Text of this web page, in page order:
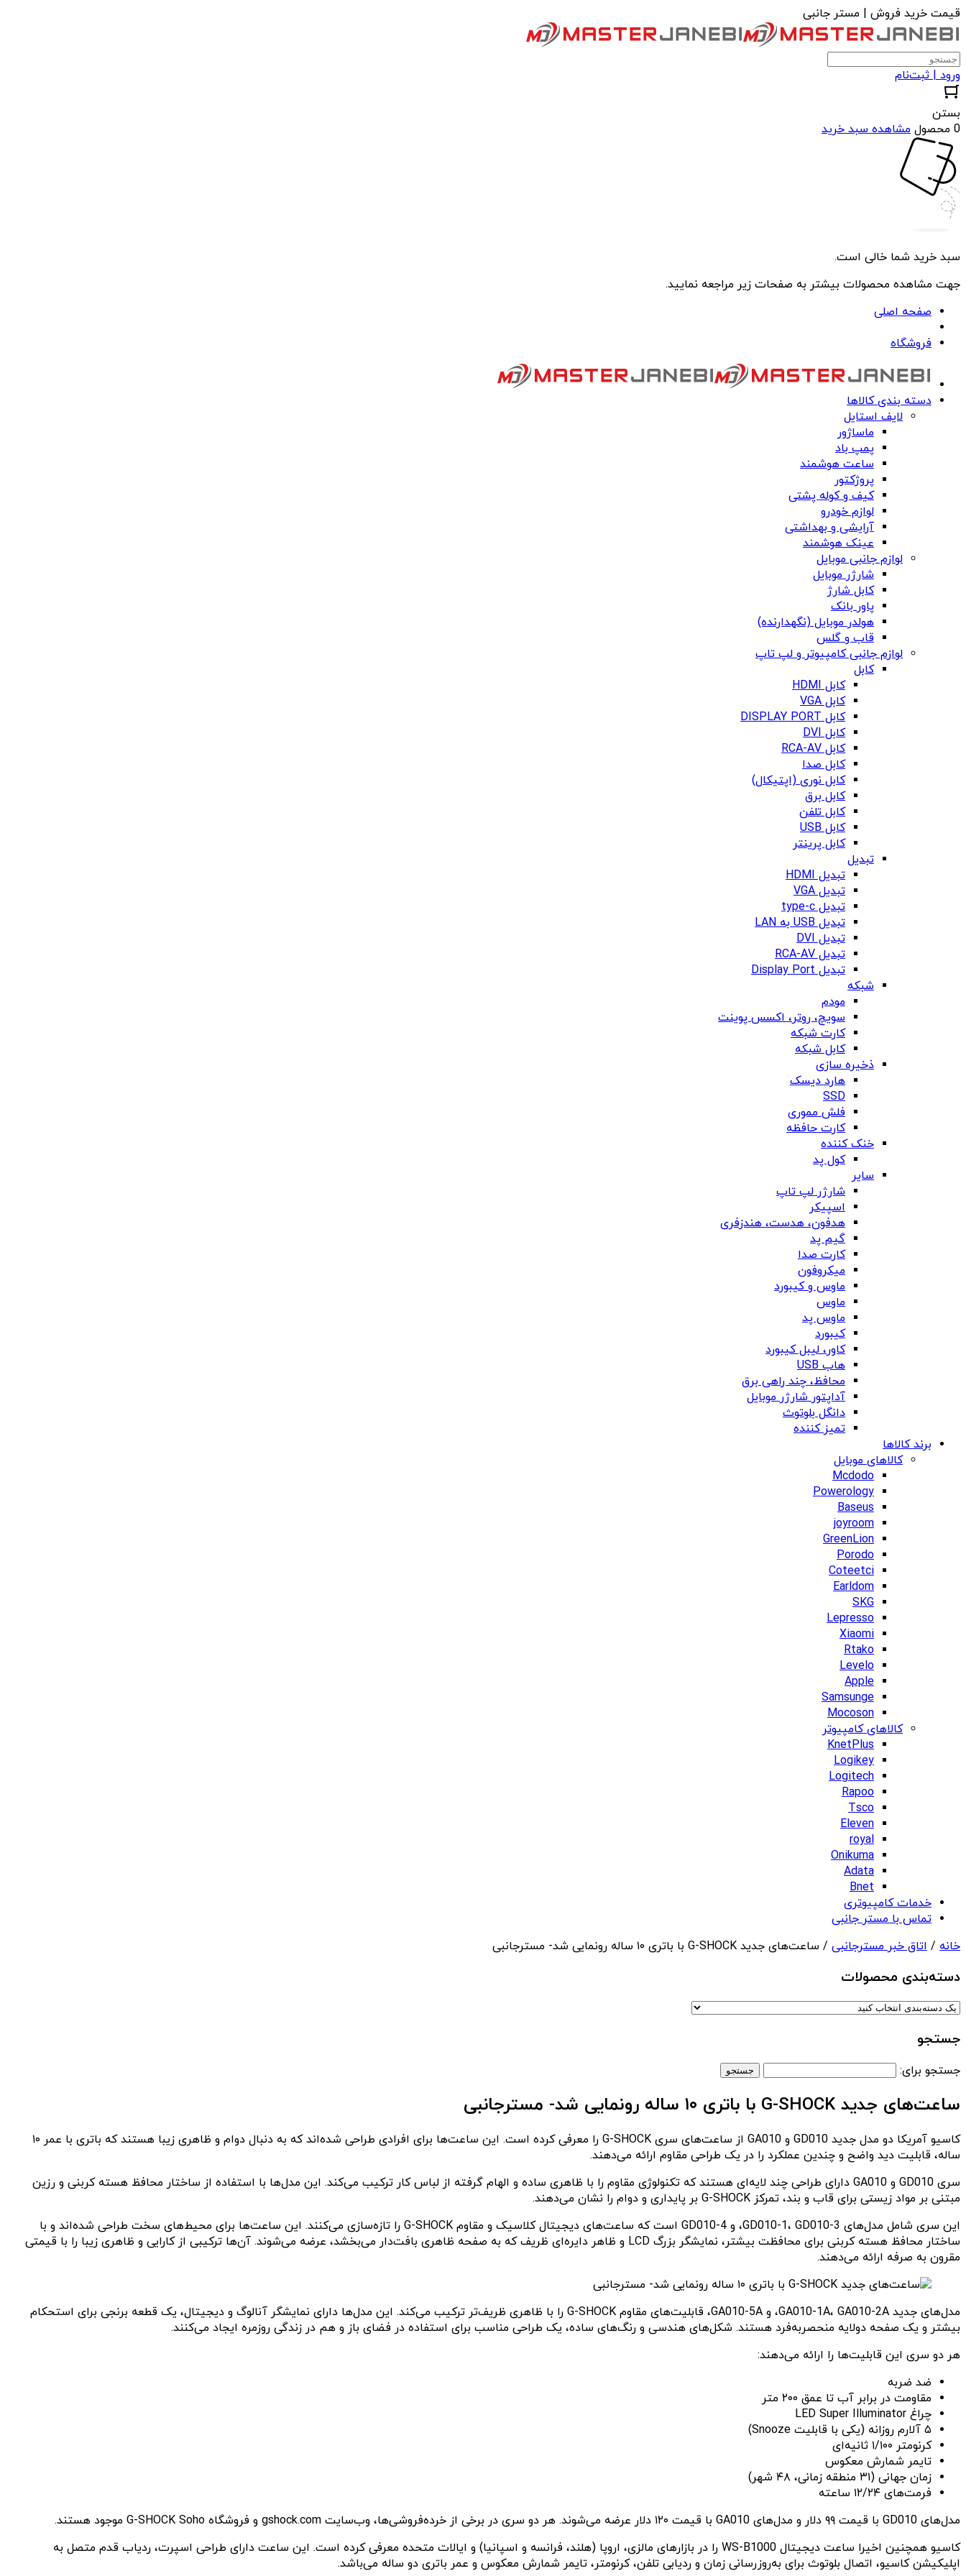
قیمت خرید فروش | مستر جانبی
ورود | ثبت‌نام
بستن
0 محصول
مشاهده سبد خرید
سبد خرید شما خالی است.
جهت مشاهده محصولات بیشتر به صفحات زیر مراجعه نمایید.
صفحه اصلی
فروشگاه
دسته بندی کالاها
لایف استایل
ماساژور
پمپ باد
ساعت هوشمند
پروژکتور
کیف و کوله پشتی
لوازم خودرو
آرایشی و بهداشتی
عینک هوشمند
لوازم جانبی موبایل
شارژر موبایل
کابل شارژ
پاور بانک
هولدر موبایل (نگهدارنده)
قاب و گلس
لوازم جانبی کامپیوتر و لپ تاپ
کابل
کابل HDMI
کابل VGA
کابل DISPLAY PORT
کابل DVI
کابل RCA-AV
کابل صدا
کابل نوری (اپتیکال)
کابل برق
کابل تلفن
کابل USB
کابل پرینتر
تبدیل
تبدیل HDMI
تبدیل VGA
تبدیل type-c
تبدیل USB به LAN
تبدیل DVI
تبدیل RCA-AV
تبدیل Display Port
شبکه
مودم
سویچ، روتر، اکسس پوینت
کارت شبکه
کابل شبکه
ذخیره سازی
هارد دیسک
SSD
فلش مموری
کارت حافظه
خنک کننده
کول پد
سایر
شارژر لپ تاپ
اسپیکر
هدفون، هدست، هندزفری
گیم پد
کارت صدا
میکروفون
ماوس و کیبورد
ماوس
ماوس پد
کیبورد
کاور، لیبل کیبورد
هاب USB
محافظ، چند راهی برق
آداپتور شارژر موبایل
دانگل بلوتوث
تمیز کننده
برند کالاها
کالاهای موبایل
Mcdodo
Powerology
Baseus
joyroom
GreenLion
Porodo
Coteetci
Earldom
SKG
Lepresso
Xiaomi
Rtako
Levelo
Apple
Samsunge
Mocoson
کالاهای کامپیوتر
KnetPlus
Logikey
Logitech
Rapoo
Tsco
Eleven
royal
Onikuma
Adata
Bnet
خدمات کامپیوتری
تماس با مستر جانبی
خانه / اتاق خبر مسترجانبی / ساعت‌های جدید G-SHOCK با باتری ۱۰ ساله رونمایی شد- مسترجانبی
دسته‌بندی‌ محصولات
جستجو
جستجو برای:
ساعت‌های جدید G-SHOCK با باتری ۱۰ ساله رونمایی شد- مسترجانبی
کاسیو آمریکا دو مدل جدید GD010 و GA010 از ساعت‌های سری G-SHOCK را معرفی کرده است. این ساعت‌ها برای افرادی طراحی شده‌اند که به دنبال دوام و ظاهری زیبا هستند که باتری با عمر ۱۰
ساله، قابلیت دید واضح و چندین عملکرد را در یک طراحی مقاوم ارائه می‌دهند.
سری GD010 و GA010 دارای طراحی چند لایه‌ای هستند که تکنولوژی مقاوم را با ظاهری ساده و الهام‌ گرفته از لباس کار ترکیب می‌کند. این مدل‌ها با استفاده از ساختار محافظ هسته کربنی و رزین
مبتنی بر مواد زیستی برای قاب و بند، تمرکز G-SHOCK بر پایداری و دوام را نشان می‌دهند.
این سری شامل مدل‌های GD010-1، GD010-3، و GD010-4 است که ساعت‌های دیجیتال کلاسیک و مقاوم G-SHOCK را تازه‌سازی می‌کنند. این ساعت‌ها برای محیط‌های سخت طراحی شده‌اند و با
ساختار محافظ هسته کربنی برای محافظت بیشتر، نمایشگر بزرگ LCD و ظاهر دایره‌ای ظریف که به صفحه ظاهری بافت‌دار می‌بخشد، عرضه می‌شوند. آن‌ها ترکیبی از کارایی و ظاهری زیبا را با قیمتی
مقرون‌ به‌ صرفه ارائه می‌دهند.
مدل‌های جدید GA010-1A، GA010-2A، و GA010-5A، قابلیت‌های مقاوم G-SHOCK را با ظاهری ظریف‌تر ترکیب می‌کند. این مدل‌ها دارای نمایشگر آنالوگ و دیجیتال، یک قطعه برنجی برای استحکام
بیشتر و یک صفحه دو‌لایه منحصربه‌فرد هستند. شکل‌های هندسی و رنگ‌های ساده، یک طراحی مناسب برای استفاده در فضای باز و هم در زندگی روزمره ایجاد می‌کنند.
هر دو سری این قابلیت‌ها را ارائه می‌دهند:
ضد ضربه
مقاومت در برابر آب تا عمق ۲۰۰ متر
چراغ LED Super Illuminator
۵ آلارم روزانه (یکی با قابلیت Snooze)
کرنومتر ۱/۱۰۰ ثانیه‌ای
تایمر شمارش معکوس
زمان جهانی (۳۱ منطقه زمانی، ۴۸ شهر)
فرمت‌های ۱۲/۲۴ ساعته
مدل‌های GD010 با قیمت ۹۹ دلار و مدل‌های GA010 با قیمت ۱۲۰ دلار عرضه می‌شوند. هر دو سری در برخی از خرده‌فروشی‌ها، وب‌سایت gshock.com و فروشگاه G-SHOCK Soho موجود هستند.
کاسیو همچنین اخیرا ساعت دیجیتال WS-B1000 را در بازارهای مالزی، اروپا (هلند، فرانسه و اسپانیا) و ایالات متحده معرفی کرده است. این ساعت دارای طراحی اسپرت، ردیاب قدم متصل به
اپلیکیشن کاسیو، اتصال بلوتوث برای به‌روزرسانی زمان و ردیابی تلفن، کرنومتر، تایمر شمارش معکوس و عمر باتری دو‌ ساله می‌باشد.